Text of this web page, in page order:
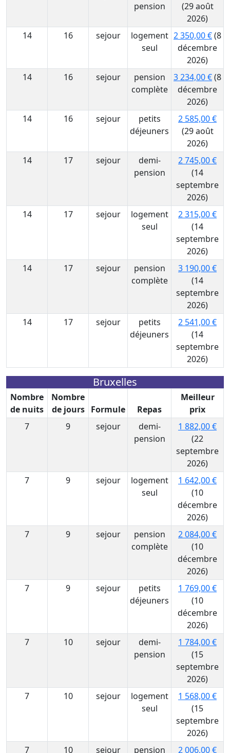
pension
(29 août
2026)
14
16 sejour
logement
seul
2 350,00 €(8
décembre
2026)
14
16 sejour
pension
complète
3 234,00 €(8
décembre
2026)
14
16 sejour
petits
déjeuners
2 585,00 €
(29 août
2026)
14
17 sejour
demi-
pension
2 745,00 €
(14
septembre
2026)
14
17 sejour
logement
seul
2 315,00 €
(14
septembre
2026)
14
17 sejour
pension
complète
3 190,00 €
(14
septembre
2026)
14
17 sejour
petits
déjeuners
2 541,00 €
(14
septembre
2026)
Bruxelles
Nombre
de nuits
Nombre
de jours
Formule Repas
Meilleur
prix
7
9 sejour
demi-
pension
1 882,00 €
(22
septembre
2026)
7
9 sejour
logement
seul
1 642,00 €
(10
décembre
2026)
7
9 sejour
pension
complète
2 084,00 €
(10
décembre
2026)
7
9 sejour
petits
déjeuners
1 769,00 €
(10
décembre
2026)
7
10 sejour
demi-
pension
1 784,00 €
(15
septembre
2026)
7
10 sejour
logement
seul
1 568,00 €
(15
septembre
2026)
7
10 sejour pension 2 006,00 €